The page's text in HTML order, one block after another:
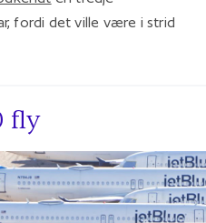
fordi det ville være i strid
fly